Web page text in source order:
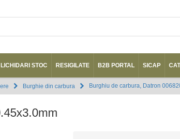
LICHIDARI STOC RESIGILATE B2B PORTAL SICAP
Burghiu de carbura, Datron
Burghie din carbura